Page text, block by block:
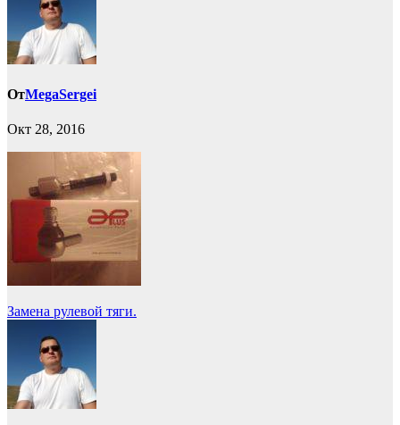
ОтMegaSergei
Окт 28, 2016
Навигация
записям
Замена рулевой тяги.